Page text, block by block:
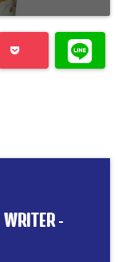
WRITER-